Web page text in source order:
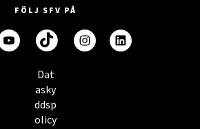
FÖLJ SFV PÅ
Dat
asky
ddsp
olicy